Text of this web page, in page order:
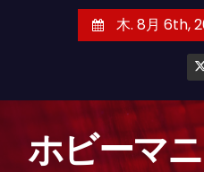
木. 8月 6th,
ホビーマ